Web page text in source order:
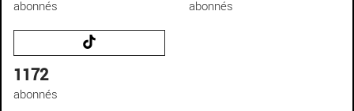
abonnés abonnés
1172
abonnés